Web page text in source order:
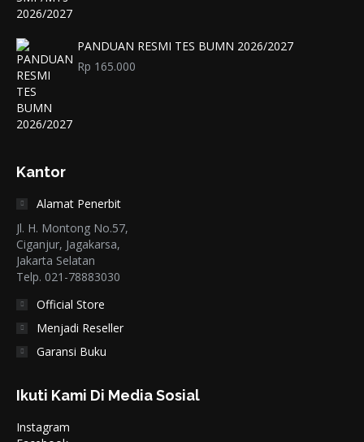
PANDUAN RESMI TES BUMN 2026/2027
Rp 165.000
Kantor
Alamat Penerbit
Jl. H. Montong No.57,
Ciganjur, Jagakarsa,
Jakarta Selatan
Telp. 021-78883030
Official Store
Menjadi Reseller
Garansi Buku
Ikuti Kami Di Media Sosial
Instagram